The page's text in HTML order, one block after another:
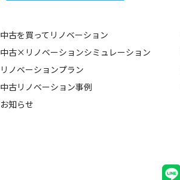
中古を買ってリノベーション
中古×リノベーションシミュレーション
リノベーションプラン
中古リノベーション事例
お知らせ